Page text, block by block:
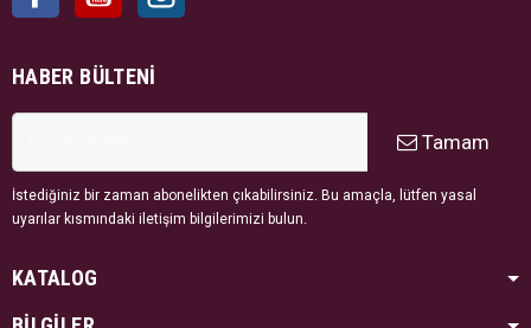
HABER BÜLTENI
Tamam
İstediğiniz bir zaman abonelikten çıkabilirsiniz. Bu amaçla, lütfen yasal
uyarılar kısmındaki iletişim bilgilerimizi bulun.
KATALOG